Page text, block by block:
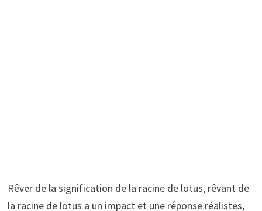
Rêver de la signification de la racine de lotus, rêvant de
la racine de lotus a un impact et une réponse réalistes,